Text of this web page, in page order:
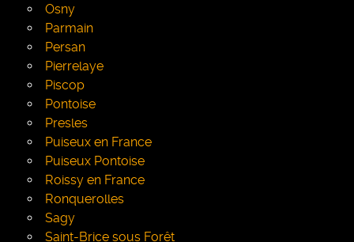
Osny
Parmain
Persan
Pierrelaye
Piscop
Pontoise
Presles
Puiseux en France
Puiseux Pontoise
Roissy en France
Ronquerolles
Sagy
Saint-Brice sous Forêt